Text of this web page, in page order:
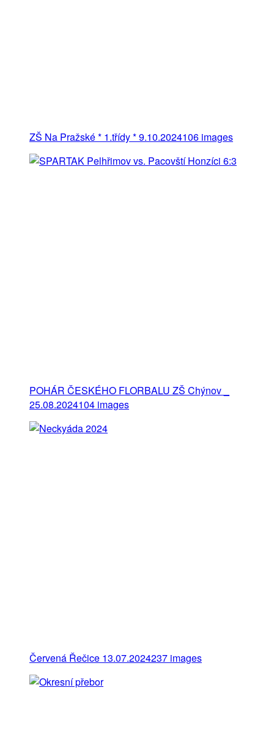
ZŠ Na Pražské * 1.třídy * 9.10.2024106 images
POHÁR ČESKÉHO FLORBALU ZŠ Chýnov _
25.08.2024104 images
Červená Řečice 13.07.2024237 images